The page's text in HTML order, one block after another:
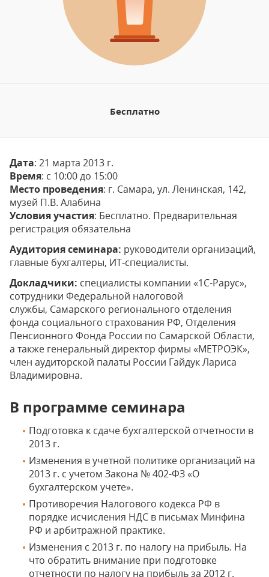
Бесплатно
Дата: 21 марта 2013 г.
Время: c 10:00 до 15:00
Место проведения: г. Самара, ул. Ленинская, 142,
музей П.В. Алабина
Условия участия: Бесплатно. Предварительная
регистрация обязательна
Аудитория семинара: руководители организаций,
главные бухгалтеры, ИТ-специалисты.
Докладчики: специалисты компании «1С-Рарус»,
сотрудники Федеральной налоговой
службы, Самарского регионального отделения
фонда социального страхования РФ, Отделения
Пенсионного Фонда России по Самарской Области,
а также генеральный директор фирмы «МЕТРОЭК»,
член аудиторской палаты России Гайдук Лариса
Владимировна.
В программе семинара
Подготовка к сдаче бухгалтерской отчетности в
2013 г.
Изменения в учетной политике организаций на
2013 г. с учетом Закона № 402-ФЗ «О
бухгалтерском учете».
Противоречия Налогового кодекса РФ в
порядке исчисления НДС в письмах Минфина
РФ и арбитражной практике.
Изменения с 2013 г. по налогу на прибыль. На
что обратить внимание при подготовке
отчетности по налогу на прибыль за 2012 г.